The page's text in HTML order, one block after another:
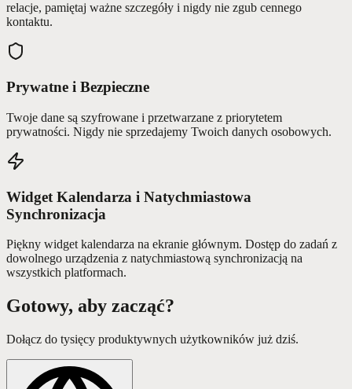
relacje, pamiętaj ważne szczegóły i nigdy nie zgub cennego
kontaktu.
Prywatne i Bezpieczne
Twoje dane są szyfrowane i przetwarzane z priorytetem
prywatności. Nigdy nie sprzedajemy Twoich danych osobowych.
Widget Kalendarza i Natychmiastowa
Synchronizacja
Piękny widget kalendarza na ekranie głównym. Dostęp do zadań z
dowolnego urządzenia z natychmiastową synchronizacją na
wszystkich platformach.
Gotowy, aby zacząć?
Dołącz do tysięcy produktywnych użytkowników już dziś.